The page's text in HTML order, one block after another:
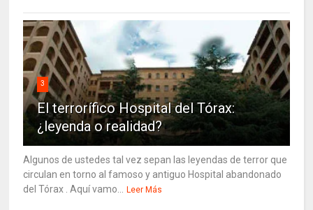
3
El terrorífico Hospital del Tórax:
¿leyenda o realidad?
Algunos de ustedes tal vez sepan las leyendas de terror que
circulan en torno al famoso y antiguo Hospital abandonado
del Tórax . Aquí vamo...
Leer Más